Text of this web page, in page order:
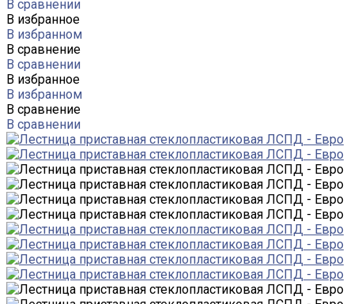
В сравнении
В избранное
В избранном
В сравнение
В сравнении
В избранное
В избранном
В сравнение
В сравнении